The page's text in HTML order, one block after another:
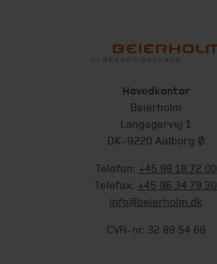
Hovedkontor
Beierholm
Langagervej 1
DK-9220 Aalborg Ø
Telefon: +45 98 18 72 00
Telefax: +45 96 34 79 30
info@beierholm.dk
CVR-nr. 32 89 54 68